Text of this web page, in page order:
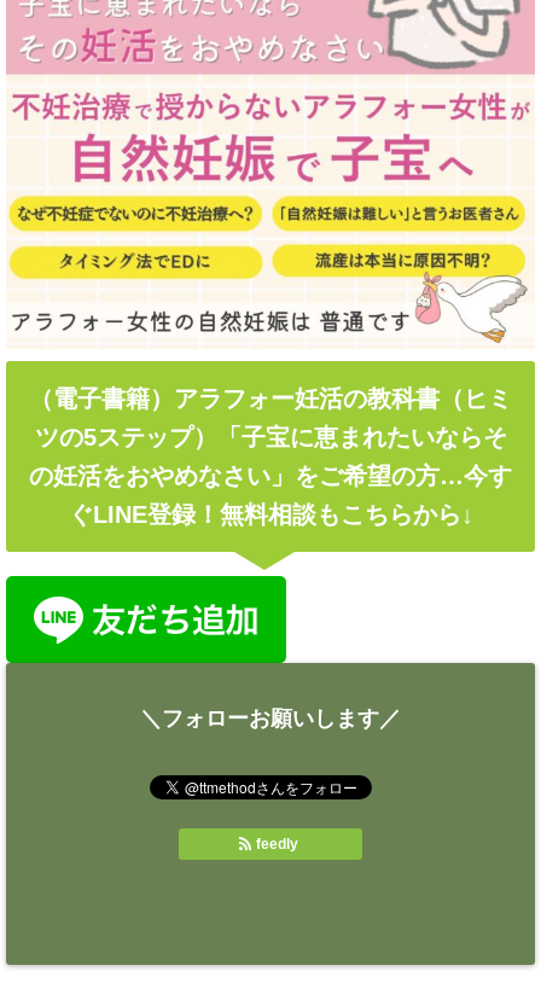
（電子書籍）アラフォー妊活の教科書（ヒミ
ツの5ステップ）「子宝に恵まれたいならそ
の妊活をおやめなさい」をご希望の方…今す
ぐLINE登録！無料相談もこちらから↓
＼フォローお願いします／
feedly